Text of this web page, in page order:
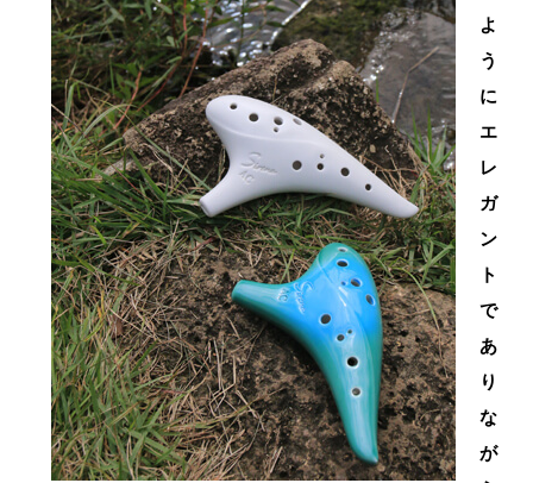
よ
う
に
エ
レ
ガ
ン
ト
で
あ
り
な
が